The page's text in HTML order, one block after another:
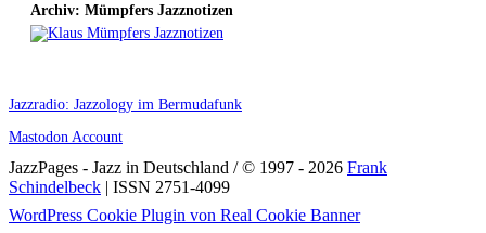
Archiv: Mümpfers Jazznotizen
Jazzradio: Jazzology im Bermudafunk
Mastodon Account
JazzPages - Jazz in Deutschland / © 1997 - 2026 Frank
Schindelbeck | ISSN 2751-4099
Scroll
WordPress Cookie Plugin von Real Cookie Banner